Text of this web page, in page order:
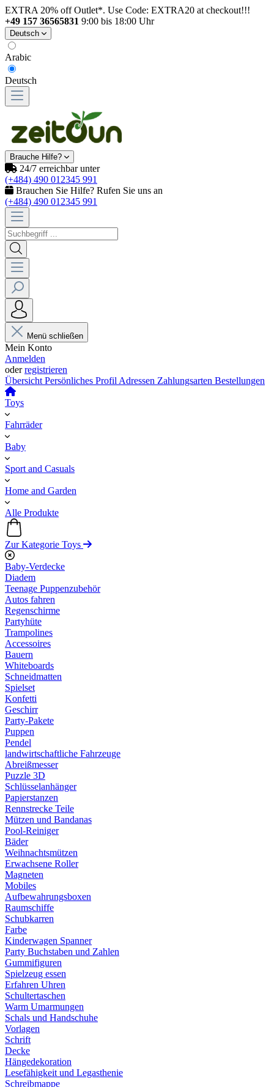
EXTRA 20% off Outlet*. Use Code: EXTRA20 at checkout!!!
+49 157 36565831 9:00 bis 18:00 Uhr
Deutsch
Arabic
Deutsch
Brauche Hilfe?
24/7 erreichbar unter
(+484) 490 012345 991
Brauchen Sie Hilfe? Rufen Sie uns an
(+484) 490 012345 991
Menü schließen
Mein Konto
Anmelden
oderregistrieren
Übersicht Persönliches Profil Adressen Zahlungsarten Bestellungen
Toys
Fahrräder
Baby
Sport and Casuals
Home and Garden
Alle Produkte
Zur Kategorie Toys
Baby-Verdecke
Diadem
Teenage Puppenzubehör
Autos fahren
Regenschirme
Partyhüte
Trampolines
Accessoires
Bauern
Whiteboards
Schneidmatten
Spielset
Konfetti
Geschirr
Party-Pakete
Puppen
Pendel
landwirtschaftliche Fahrzeuge
Abreißmesser
Puzzle 3D
Schlüsselanhänger
Papierstanzen
Rennstrecke Teile
Mützen und Bandanas
Pool-Reiniger
Bäder
Weihnachtsmützen
Erwachsene Roller
Magneten
Mobiles
Aufbewahrungsboxen
Raumschiffe
Schubkarren
Farbe
Kinderwagen Spanner
Party Buchstaben und Zahlen
Gummifiguren
Spielzeug essen
Erfahren Uhren
Schultertaschen
Warm Umarmungen
Schals und Handschuhe
Vorlagen
Schrift
Decke
Hängedekoration
Lesefähigkeit und Legasthenie
Schreibmappe